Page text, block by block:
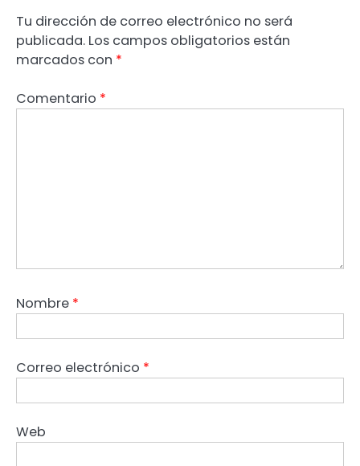
Tu dirección de correo electrónico no será
publicada. Los campos obligatorios están
marcados con *
Comentario *
Nombre *
Correo electrónico *
Web